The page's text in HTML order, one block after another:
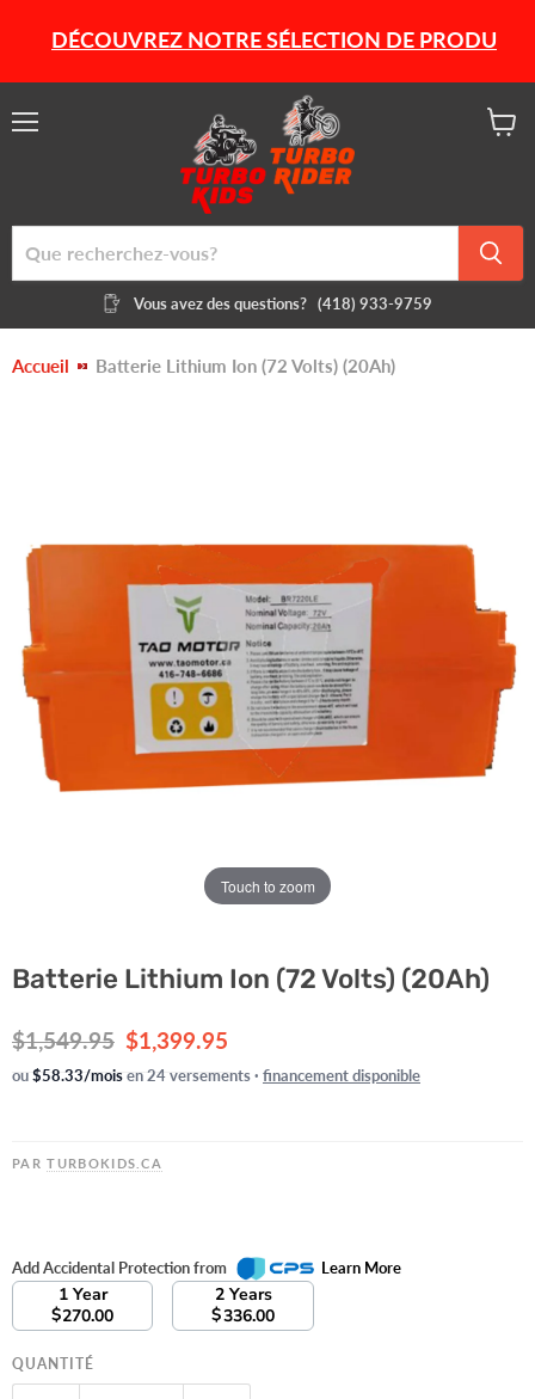
DÉCOUVREZ NOTRE SÉLECTION DE PRODUITS
Vous avez des questions? (418) 933-9759
Accueil Batterie Lithium Ion (72 Volts) (20Ah)
Touch to zoom
Batterie Lithium Ion (72 Volts) (20Ah)
PARTURBOKIDS.CA
Prix d'origine
$1,549.95 Prix actuel
$1,399.95
ou$58.33/moisen 24 versements · financement disponible
Add Accidental Protection from Learn More
1 Year
$270.00
2 Years
$336.00
QUANTITÉ